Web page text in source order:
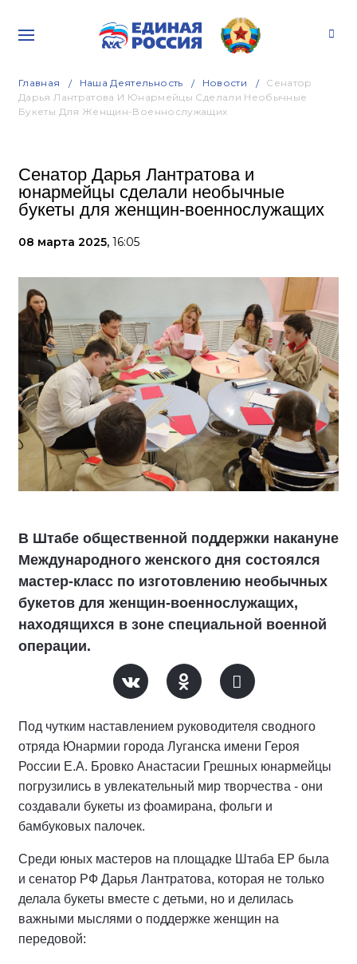
Главная Наша Деятельность Новости
Сенатор
Дарья Лантратова И Юнармейцы Сделали Необычные
Букеты Для Женщин-Военнослужащих
Сенатор Дарья Лантратова и
юнармейцы сделали необычные
букеты для женщин-военнослужащих
08 марта 2025, 16:05
В Штабе общественной поддержки накануне
Международного женского дня состоялся
мастер-класс по изготовлению необычных
букетов для женщин-военнослужащих,
находящихся в зоне специальной военной
операции.
Под чутким наставлением руководителя сводного
отряда Юнармии города Луганска имени Героя
России Е.А. Бровко Анастасии Грешных юнармейцы
погрузились в увлекательный мир творчества - они
создавали букеты из фоамирана, фольги и
бамбуковых палочек.
Среди юных мастеров на площадке Штаба ЕР была
и сенатор РФ Дарья Лантратова, которая не только
делала букеты вместе с детьми, но и делилась
важными мыслями о поддержке женщин на
передовой: